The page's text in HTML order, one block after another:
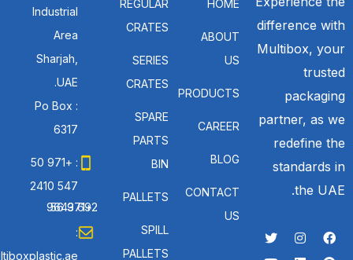
difference with
Multibox, your
trusted
packaging
partner, as we
redefine the
standards in
the UAE.
HOME
ABOUT
US
PRODUCTS
CAREER
BLOG
CONTACT
US
REGULAR
CRATES
SERIES
CRATES
SPARE
PARTS
BIN
PALLETS
SPILL
PALLETS
Industrial
Area
Sharjah,
UAE.
Po Box :
6317
: +971 50
547 2410
: +971 56 692 9643
: